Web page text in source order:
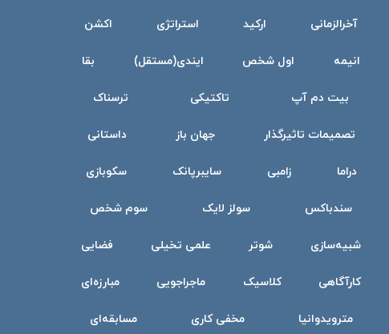
آخرالزمانی ارکید استراتژی اکشن
انیمه اول شخص ایندی(مستقل) بقا
بیت دم آپ تاکتیکی ترسناک
تصمیمات تاثیرگذار جهان باز داستانی
دراما زامبی سایبرپانک سکوبازی
سندباکس سولز لایک سوم شخص
شبیه‌سازی شوتر علمی تخیلی فضایی
کارآگاهی کلاسیک ماجراجویی مبارزه‌ای
مترویدوانیا مخفی کاری مسابقه‌ای